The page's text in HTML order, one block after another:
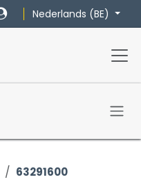
Nederlands (BE)
63291600